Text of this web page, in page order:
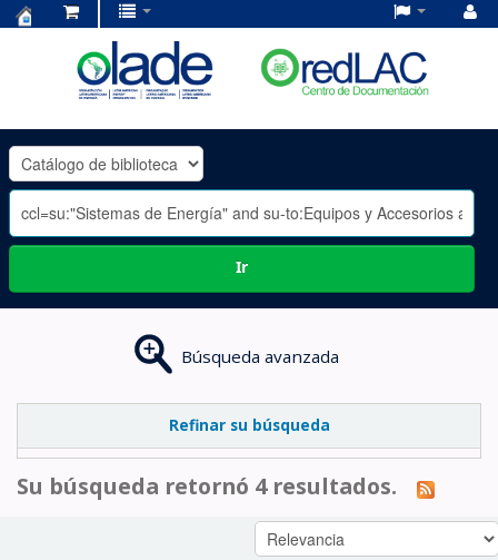
OLADE
-
Ir
Búsqueda avanzada
Refinar su búsqueda
Su búsqueda retornó 4 resultados.